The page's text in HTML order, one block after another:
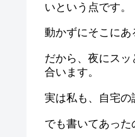
いという点です。
動かずにそこにあ
だから、夜にス
合います。
実は私も、自宅の
でも書いてあった